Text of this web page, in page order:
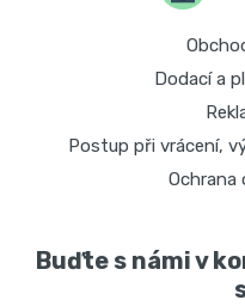
Dodací a
Postup při vrácení,
Ochrana
Buďte s námi v